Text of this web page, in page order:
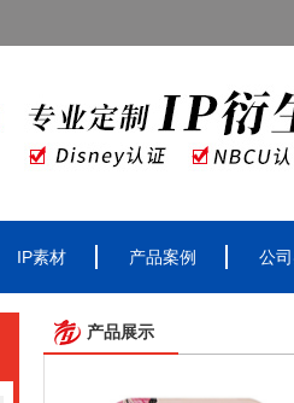
IP素材 产品案例 公
产品展示